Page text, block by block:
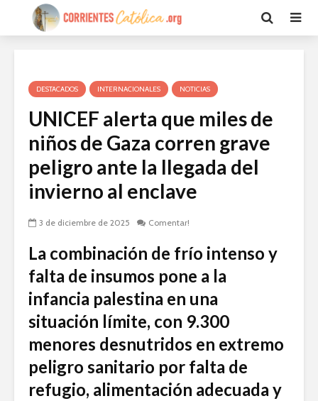
DESTACADOS INTERNACIONALES NOTICIAS
UNICEF alerta que miles de
niños de Gaza corren grave
peligro ante la llegada del
invierno al enclave
3 de diciembre de 2025 Comentar!
La combinación de frío intenso y
falta de insumos pone a la
infancia palestina en una
situación límite, con 9.300
menores desnutridos en extremo
peligro sanitario por falta de
refugio, alimentación adecuada y